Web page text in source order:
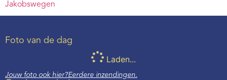
Jakobswegen
Foto van de dag
Laden...
Jouw foto ook hier?Eerdere inzendingen.